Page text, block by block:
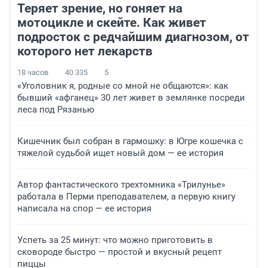
Теряет зрение, но гоняет на
мотоцикле и скейте. Как живет
подросток с редчайшим диагнозом, от
которого нет лекарств
18 часов 40 335 5
«Уголовник я, родные со мной не общаются»: как
бывший «афганец» 30 лет живет в землянке посреди
леса под Рязанью
Кишечник был собран в гармошку: в Югре кошечка с
тяжелой судьбой ищет новый дом — ее история
Автор фантастического трехтомника «Трилунье»
работала в Перми преподавателем, а первую книгу
написала на спор — ее история
Успеть за 25 минут: что можно приготовить в
сковороде быстро — простой и вкусный рецепт
пиццы